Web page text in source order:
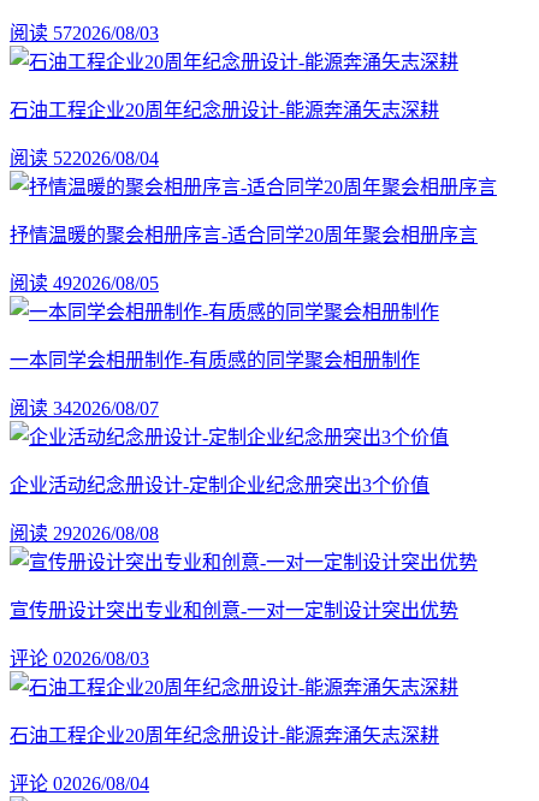
阅读 572026/08/03
石油工程企业20周年纪念册设计-能源奔涌矢志深耕
阅读 522026/08/04
抒情温暖的聚会相册序言-适合同学20周年聚会相册序言
阅读 492026/08/05
一本同学会相册制作-有质感的同学聚会相册制作
阅读 342026/08/07
企业活动纪念册设计-定制企业纪念册突出3个价值
阅读 292026/08/08
宣传册设计突出专业和创意-一对一定制设计突出优势
评论 02026/08/03
石油工程企业20周年纪念册设计-能源奔涌矢志深耕
评论 02026/08/04